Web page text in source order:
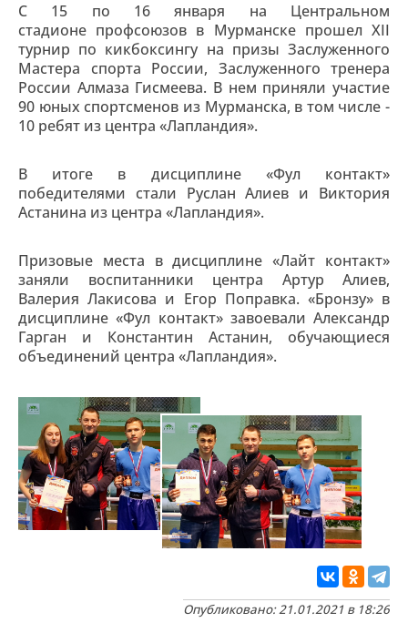
С 15 по 16 января на Центральном
стадионе профсоюзов в Мурманске прошел XII
турнир по кикбоксингу на призы Заслуженного
Мастера спорта России, Заслуженного тренера
России Алмаза Гисмеева. В нем приняли участие
90 юных спортсменов из Мурманска, в том числе -
10 ребят из центра «Лапландия».
В итоге в дисциплине «Фул контакт»
победителями стали Руслан Алиев и Виктория
Астанина из центра «Лапландия».
Призовые места в дисциплине «Лайт контакт»
заняли воспитанники центра Артур Алиев,
Валерия Лакисова и Егор Поправка. «Бронзу» в
дисциплине «Фул контакт» завоевали Александр
Гарган и Константин Астанин, обучающиеся
объединений центра «Лапландия».
Опубликовано: 21.01.2021 в 18:26